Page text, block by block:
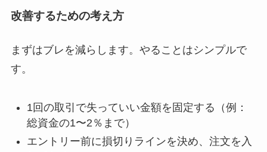
改善するための考え方
まずはブレを減らします。やることはシンプルで
す。
1回の取引で失っていい金額を固定する （例：
総資金の1〜2％まで）
エントリー前に損切りラインを決め、注文を入